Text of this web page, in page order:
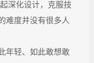
深化设计，克服技
难度并没有很多人
轻、如此敢想敢